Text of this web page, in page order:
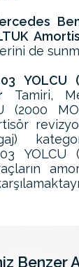
de
YOLCU
Tamiri,
(2000
YOLCU
Benzer